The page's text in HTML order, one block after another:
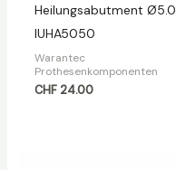
Heilungsabutment Ø5.0
IUHA5050
Warantec
Prothesenkomponenten
CHF 24.00